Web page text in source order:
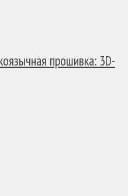
прошивка: 3D-